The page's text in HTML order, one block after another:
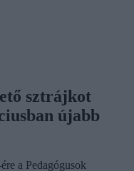
sztrájkot
újabb
a Pedagógusok